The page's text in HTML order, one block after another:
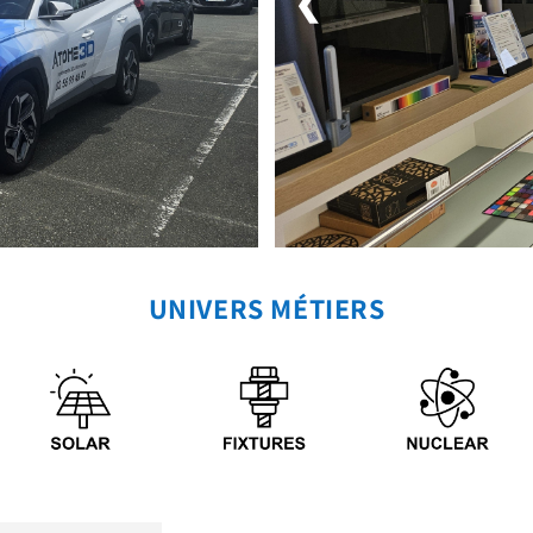
UNIVERS MÉTIERS